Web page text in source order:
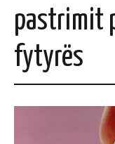
pastrimit
fytyrës